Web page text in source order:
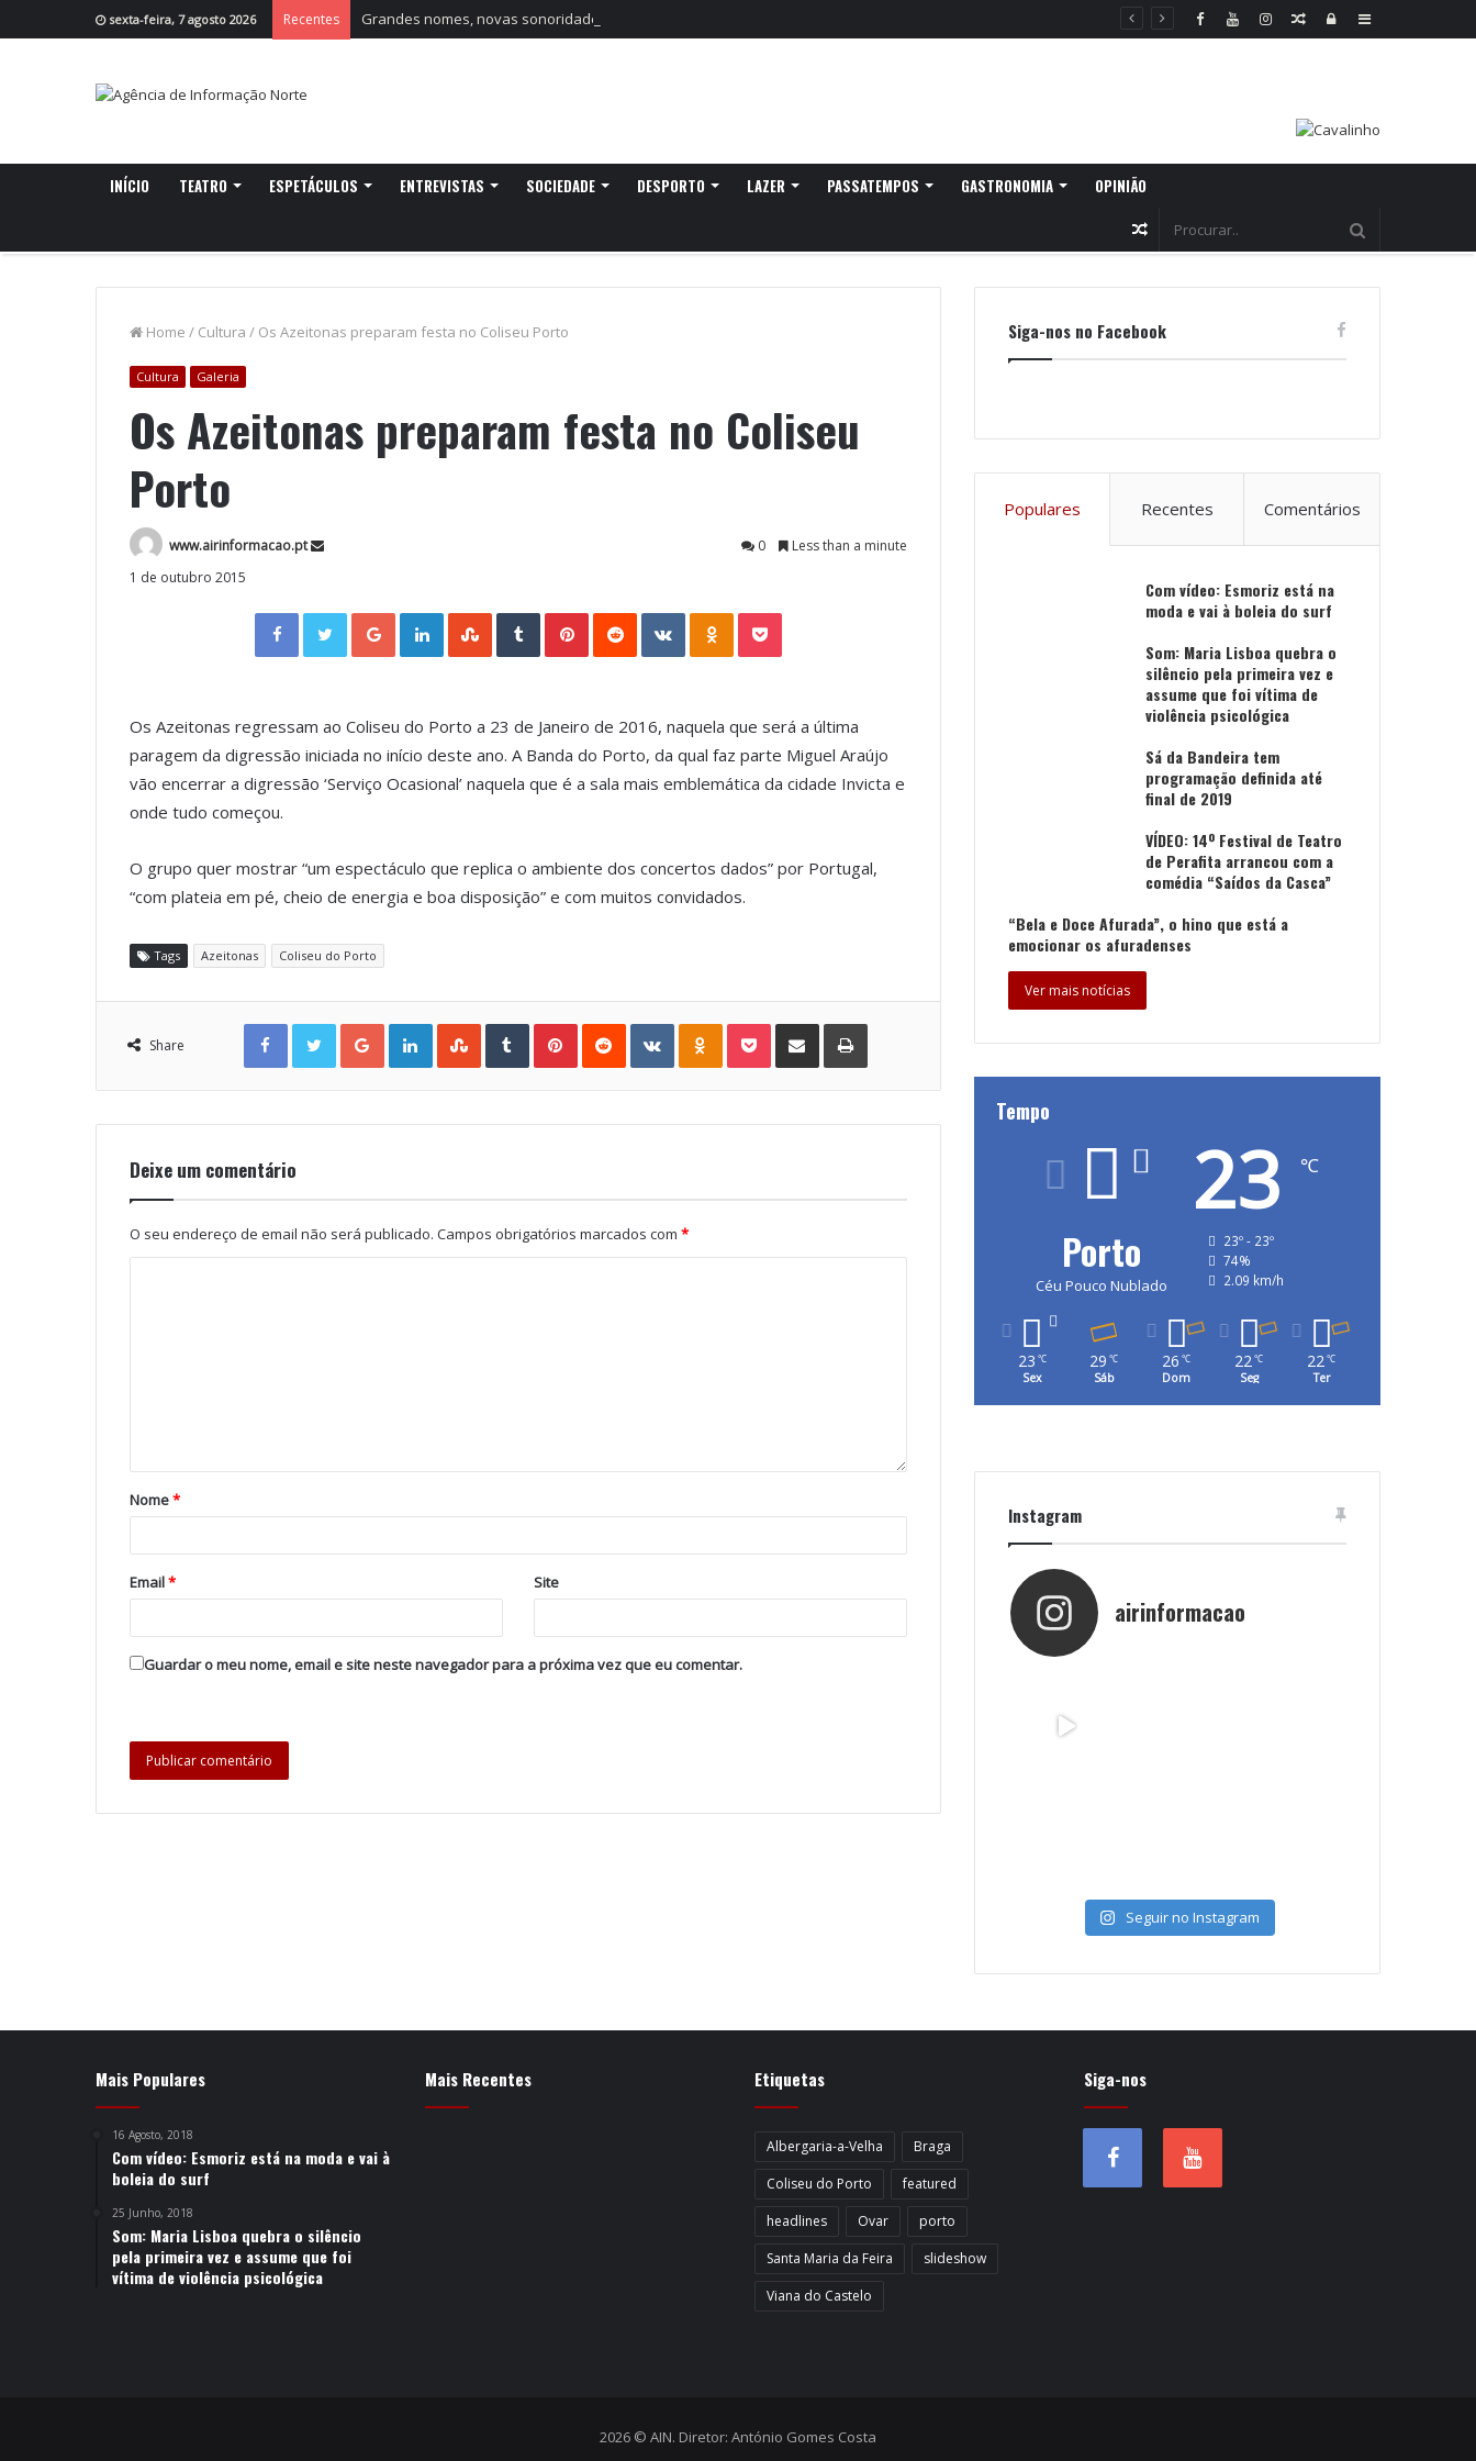
sexta-feira, 7 agosto 2026 Recentes Grandes nomes, novas sonoridades e criação artística marcam a nova temporada do CTAL Sidebar
Log
Random
INÍCIO TEATRO ESPETÁCULOS ENTREVISTAS SOCIEDADE DESPORTO LAZER PASSATEMPOS GASTRONOMIA OPINIÃO
Random
Home / Cultura / Os Azeitonas preparam festa no Coliseu Porto
Cultura Galeria
Os Azeitonas preparam festa no Coliseu
Porto
www.airinformacao.pt 0
Less than a minute
1 de outubro 2015
Facebook Twitter Google+ LinkedIn StumbleUpon Tumblr VKontakte
Os Azeitonas regressam ao Coliseu do Porto a 23 de Janeiro de 2016, naquela que será a última
paragem da digressão iniciada no início deste ano. A Banda do Porto, da qual faz parte Miguel Araújo
vão encerrar a digressão ‘Serviço Ocasional’ naquela que é a sala mais emblemática da cidade Invicta e
onde tudo começou.
O grupo quer mostrar “um espectáculo que replica o ambiente dos concertos dados” por Portugal,
“com plateia em pé, cheio de energia e boa disposição” e com muitos convidados.
Tags Azeitonas Coliseu do Porto
Share
Facebook Twitter Google+ LinkedIn StumbleUpon Tumblr Pinterest Reddit VKontakte Odnoklassniki Pocket Share via Email Print
Deixe um comentário
O seu endereço de email não será publicado. Campos obrigatórios marcados com *
Nome*
Email* Site
Guardar o meu nome, email e site neste navegador para a próxima vez que eu comentar.
Siga-nos no Facebook
Populares Recentes Comentários
Com vídeo: Esmoriz está na
moda e vai à boleia do surf
Som: Maria Lisboa quebra o
silêncio pela primeira vez e
assume que foi vítima de
violência psicológica
Sá da Bandeira tem
programação definida até
final de 2019
VÍDEO: 14º Festival de Teatro
de Perafita arrancou com a
comédia “Saídos da Casca”
“Bela e Doce Afurada”, o hino que está a
emocionar os afuradenses
Ver mais notícias
Tempo
Porto
Céu Pouco Nublado
23 ℃
23º - 23º
74%
2.09 km/h
23 ℃
Sex
29 ℃
Sáb
26 ℃
Dom
22℃
Seg
22℃
Ter
Instagram
airinformacao
Seguir no Instagram
Mais Populares
16 Agosto, 2018
Com vídeo: Esmoriz está na moda e vai à
boleia do surf
25 Junho, 2018
Som: Maria Lisboa quebra o silêncio
pela primeira vez e assume que foi
vítima de violência psicológica
Mais Recentes Etiquetas
Albergaria-a-Velha
Braga
Coliseu do Porto
featured
headlines
Ovar
porto
Santa Maria da Feira
slideshow
Viana do Castelo
Siga-nos
2026 © AIN. Diretor: António Gomes Costa